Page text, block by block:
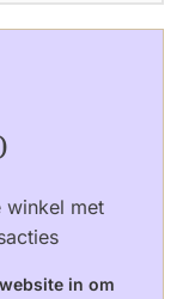
winkel met
in om